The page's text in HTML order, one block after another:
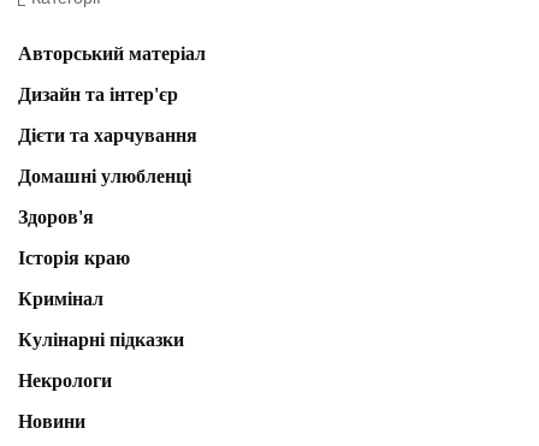
Авторський матеріал
Дизайн та інтер'єр
Дієти та харчування
Домашні улюбленці
Здоров'я
Історія краю
Кримінал
Кулінарні підказки
Некрологи
Новини